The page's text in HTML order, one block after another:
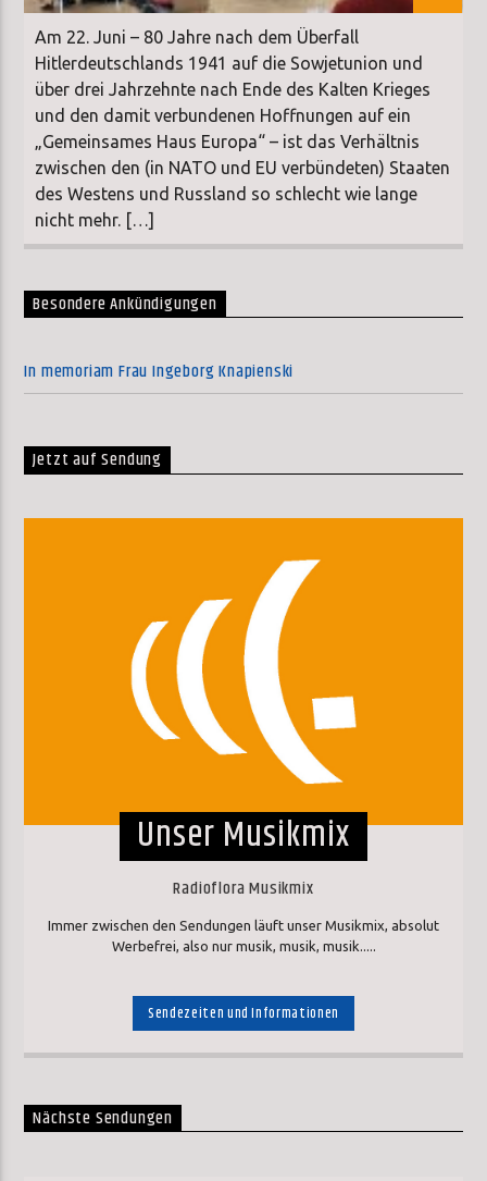
Am 22. Juni – 80 Jahre nach dem Überfall
Hitlerdeutschlands 1941 auf die Sowjetunion und
über drei Jahrzehnte nach Ende des Kalten Krieges
und den damit verbundenen Hoffnungen auf ein
„Gemeinsames Haus Europa“ – ist das Verhältnis
zwischen den (in NATO und EU verbündeten) Staaten
des Westens und Russland so schlecht wie lange
nicht mehr. […]
Besondere Ankündigungen
In memoriam Frau Ingeborg Knapienski
Jetzt auf Sendung
Unser Musikmix
Radioflora Musikmix
Immer zwischen den Sendungen läuft unser Musikmix, absolut
Werbefrei, also nur musik, musik, musik.....
Sendezeiten und Informationen
Nächste Sendungen